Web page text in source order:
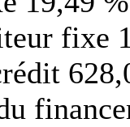
fixe